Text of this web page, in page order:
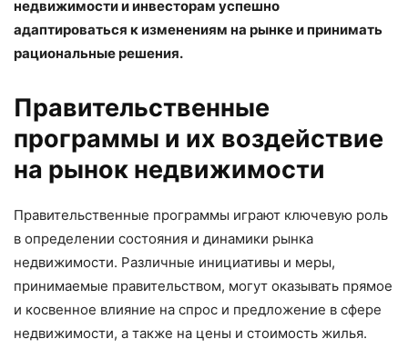
недвижимости и инвесторам успешно
адаптироваться к изменениям на рынке и принимать
рациональные решения.
Правительственные
программы и их воздействие
на рынок недвижимости
Правительственные программы играют ключевую роль
в определении состояния и динамики рынка
недвижимости. Различные инициативы и меры,
принимаемые правительством, могут оказывать прямое
и косвенное влияние на спрос и предложение в сфере
недвижимости, а также на цены и стоимость жилья.